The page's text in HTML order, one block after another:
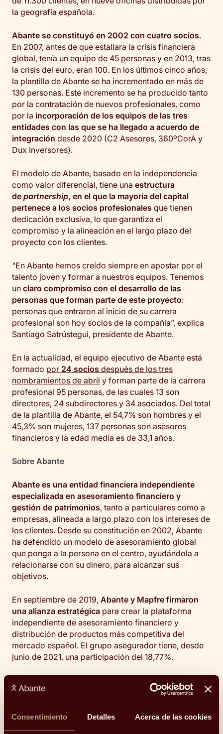
Consentimiento Detalles Acerca de las cookies
la geografía española.
Abante se constituyó en 2002 con cuatro socios.
En 2007, antes de que estallara la crisis financiera
global, tenía un equipo de 45 personas y en 2013, tras
la crisis del euro, eran 100. En los últimos cinco años,
la plantilla de Abante se ha incrementado en más de
130 personas. Este incremento se ha producido tanto
por la contratación de nuevos profesionales, como
por la incorporación de los equipos de las tres
entidades con las que se ha llegado a acuerdo de
integración desde 2020 (C2 Asesores, 360ºCorA y
Dux Inversores).
El modelo de Abante, basado en la independencia
como valor diferencial, tiene una estructura
de partnership, en el que la mayoría del capital
pertenece a los socios profesionales que tienen
dedicación exclusiva, lo que garantiza el
compromiso y la alineación en el largo plazo del
proyecto con los clientes.
“En Abante hemos creído siempre en apostar por el
talento joven y formar a nuestros equipos. Tenemos
un claro compromiso con el desarrollo de las
personas que forman parte de este proyecto:
personas que entraron al inicio de su carrera
profesional son hoy socios de la compañía”, explica
Santiago Satrústegui, presidente de Abante.
En la actualidad, el equipo ejecutivo de Abante está
formado por 24 socios después de los tres
nombramientos de abril y forman parte de la carrera
profesional 95 personas, de las cuales 13 son
directores, 24 subdirectores y 34 asociados. Del total
de la plantilla de Abante, el 54,7% son hombres y el
45,3% son mujeres, 137 personas son asesores
financieros y la edad media es de 33,1 años.
Sobre Abante
Abante es una entidad financiera independiente
especializada en asesoramiento financiero y
gestión de patrimonios, tanto a particulares como a
empresas, alineada a largo plazo con los intereses de
los clientes. Desde su constitución en 2002, Abante
ha defendido un modelo de asesoramiento global
que ponga a la persona en el centro, ayudándola a
relacionarse con su dinero, para alcanzar sus
objetivos.
En septiembre de 2019, Abante y Mapfre firmaron
una alianza estratégica para crear la plataforma
independiente de asesoramiento financiero y
distribución de productos más competitiva del
mercado español. El grupo asegurador tiene, desde
junio de 2021, una participación del 18,77%.
formalizó la compra de C2 Asesores, en junio de
la aprobación de CNMV para la integración de Dux